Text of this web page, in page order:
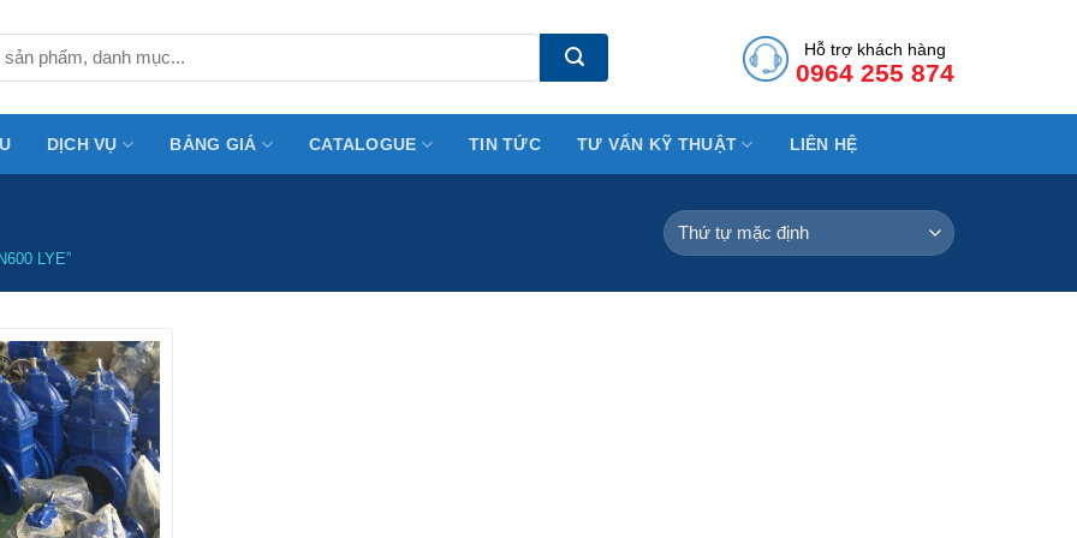
Hỗ trợ khách hàng
0964 255 874
DỊCH VỤ BẢNG GIÁ CATALOGUE TIN TỨC TƯ VẤN KỸ THUẬT LIÊN HỆ
LYE”